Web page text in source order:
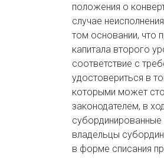
положения о
случае
том основании, что
капитала второго
соответствие с
удостовериться в
которыми может
законодателем, в
субординированные
владельцы
в форме списания